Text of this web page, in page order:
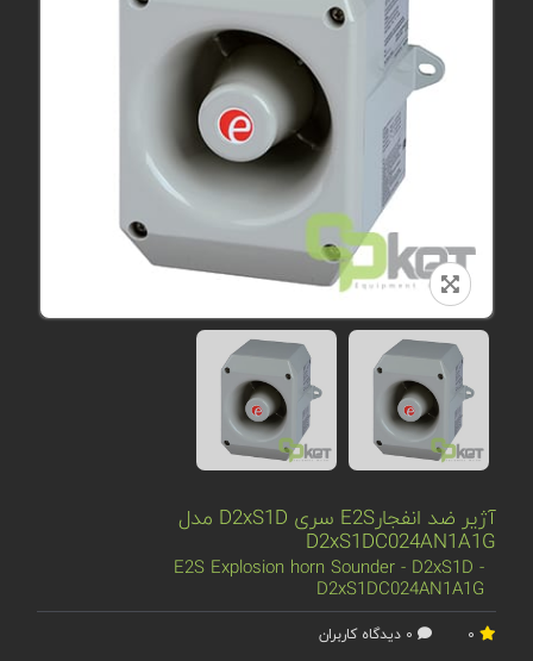
آژیر ضد انفجارE2S سری D2xS1D مدل
D2xS1DC024AN1A1G
E2S Explosion horn Sounder - D2xS1D -
D2xS1DC024AN1A1G